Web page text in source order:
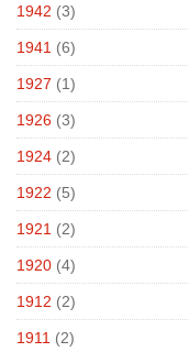
1942 (3)
1941 (6)
1927 (1)
1926 (3)
1924 (2)
1922 (5)
1921 (2)
1920 (4)
1912 (2)
1911 (2)